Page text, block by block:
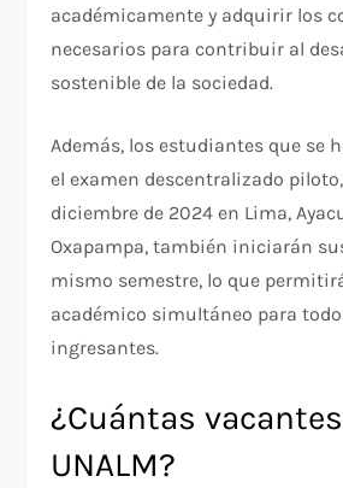
académicamente y adquirir los
necesarios para contribuir al
sostenible de la sociedad.
Además, los estudiantes que se
el examen descentralizado
diciembre de 2024 en Lima,
Oxapampa, también iniciarán
mismo semestre, lo que
académico simultáneo para
ingresantes.
¿Cuántas
UNALM?